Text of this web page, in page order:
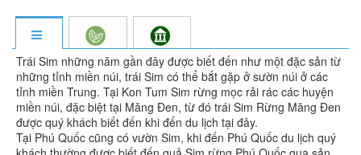
Trái Sim những năm gần đây được biết đến như một đặc sản từ
những tỉnh miền núi, trái Sim có thể bắt gặp ở sườn núi ở các
tỉnh miền Trung. Tại Kon Tum Sim rừng mọc rải rác các huyện
miền núi, đặc biệt tại Măng Đen, từ đó trái Sim Rừng Măng Đen
được quý khách biết đến khi đến du lịch tại đây.
Tại Phú Quốc cũng có vườn Sim, khi đến Phú Quốc du lịch quý